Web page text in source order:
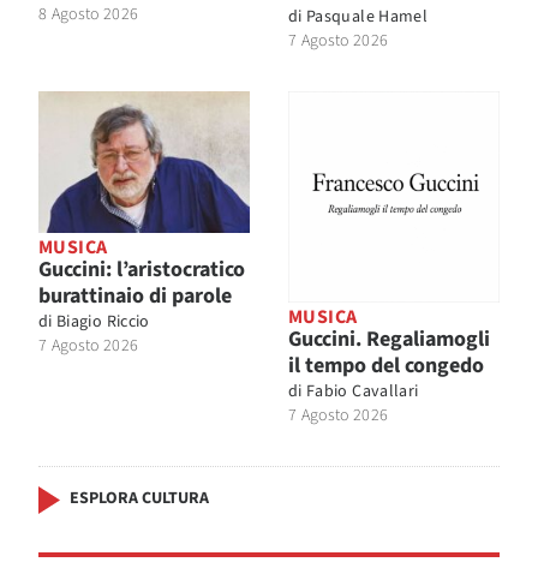
8 Agosto 2026
di Pasquale Hamel
7 Agosto 2026
MUSICA
Guccini: l’aristocratico
burattinaio di parole
di Biagio Riccio
7 Agosto 2026
MUSICA
Guccini. Regaliamogli
il tempo del congedo
di Fabio Cavallari
7 Agosto 2026
ESPLORA CULTURA